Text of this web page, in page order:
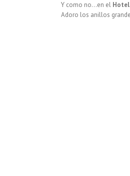
Y como no…en el
Adoro los anillos